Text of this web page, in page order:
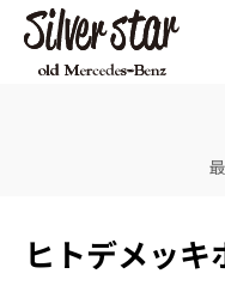
ヒトデメッキ